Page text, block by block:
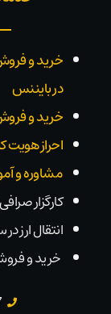
خرید و
در بایننس
خرید و
احراز هویت
مشاوره و
کارگزار
انتقال ارز
خرید و